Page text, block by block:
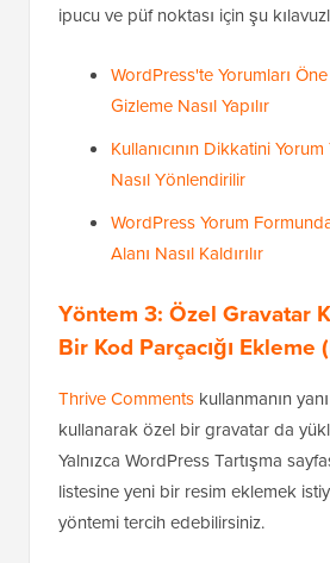
ipucu ve püf noktası için şu
WordPress'te Yorumları
Gizleme Nasıl Yapılır
Kullanıcının Dikkatini
Nasıl Yönlendirilir
WordPress Yorum
Alanı Nasıl Kaldırılır
Yöntem 3: Özel Gravatar
Bir Kod Parçacığı Ekleme
Thrive Comments kullanmanın
kullanarak özel bir gravatar da
Yalnızca WordPress Tartışma
listesine yeni bir resim eklemek
yöntemi tercih edebilirsiniz.